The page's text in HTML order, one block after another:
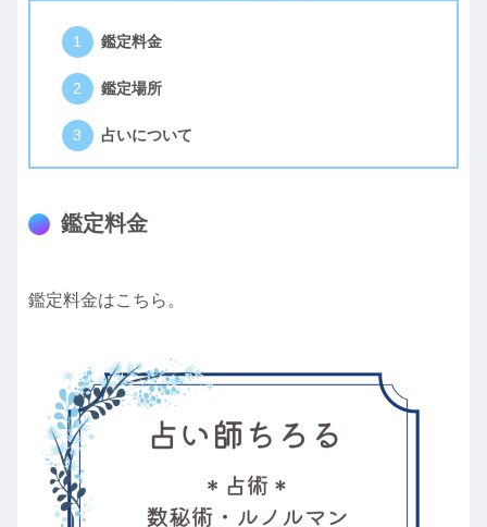
鑑定料金
鑑定場所
占いについて
鑑定料金
鑑定料金はこちら。